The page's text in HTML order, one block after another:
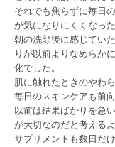
それでも焦らずに毎日
が気になりにくくなっ
朝の洗顔後に感じてい
りが以前よりなめらか
化でした。
肌に触れたときのやわ
毎日のスキンケアも前
以前は結果ばかりを急
が大切なのだと考える
サプリメントも数日だ